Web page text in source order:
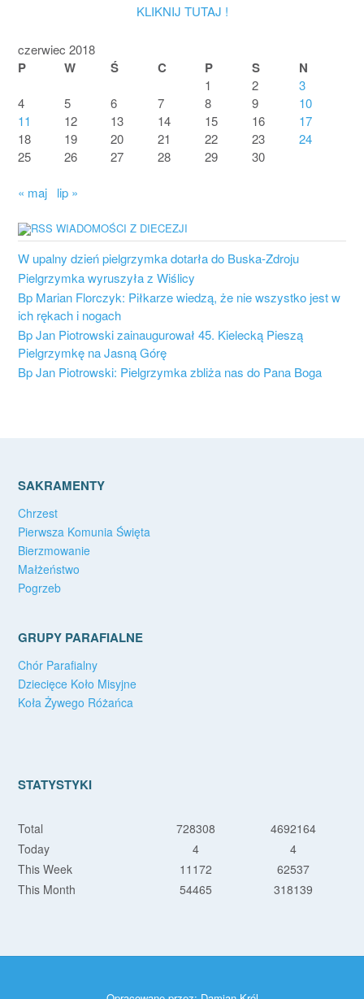
KLIKNIJ TUTAJ !
czerwiec 2018
P W Ś C P S N
1 2
3
4
5 6 7 8 9
10
11
12 13 14 15 16
17
18
19 20 21 22 23
24
25
26 27 28 29 30
« maj lip »
WIADOMOŚCI Z DIECEZJI
W upalny dzień pielgrzymka dotarła do Buska-Zdroju
Pielgrzymka wyruszyła z Wiślicy
Bp Marian Florczyk: Piłkarze wiedzą, że nie wszystko jest w
ich rękach i nogach
Bp Jan Piotrowski zainaugurował 45. Kielecką Pieszą
Pielgrzymkę na Jasną Górę
Bp Jan Piotrowski: Pielgrzymka zbliża nas do Pana Boga
SAKRAMENTY
Chrzest
Pierwsza Komunia Święta
Bierzmowanie
Małżeństwo
Pogrzeb
GRUPY PARAFIALNE
Chór Parafialny
Dziecięce Koło Misyjne
Koła Żywego Różańca
STATYSTYKI
Total 728308
4692164
Today
4
4
This Week
11172
62537
This Month
54465 318139